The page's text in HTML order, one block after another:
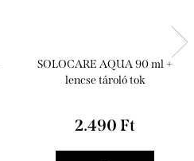
SOLOCARE AQUA 90 ml +
lencse tároló tok
2.490 Ft